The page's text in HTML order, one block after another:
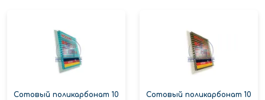
Сотовый поликарбонат 10
Сотовый поликарбонат 10